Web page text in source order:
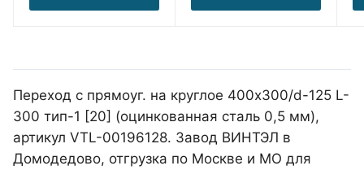
Переход с прямоуг. на круглое 400х300/d-125 L-
300 тип-1 [20] (оцинкованная сталь 0,5 мм),
артикул VTL-00196128. Завод ВИНТЭЛ в
Домодедово, отгрузка по Москве и МО для